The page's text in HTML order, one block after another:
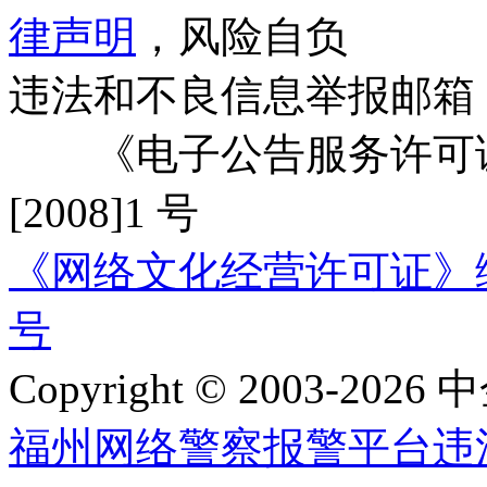
律声明 ，风险自负
违法和不良信息举报邮箱
《电子公告服务许可
[2008]1 号
《网络文化经营许可证
号
Copyright © 2003-2026
福州网络警察报警平台违